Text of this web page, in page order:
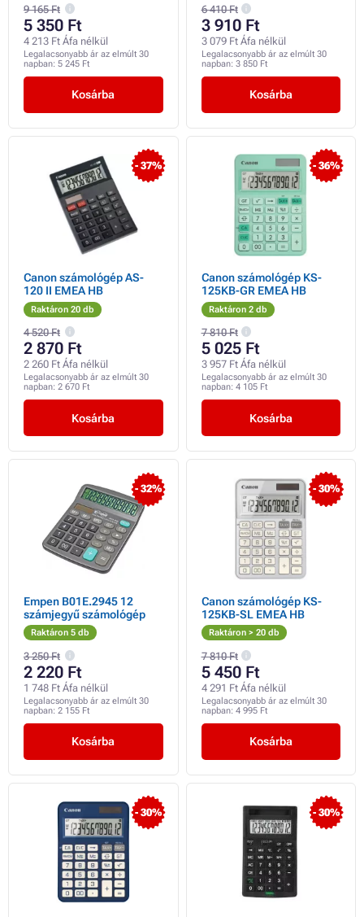
9 165 Ft
5 350 Ft
4 213 Ft Áfa nélkül
Legalacsonyabb ár az elmúlt 30
napban: 5 245 Ft
Kosárba
6 410 Ft
3 910 Ft
3 079 Ft Áfa nélkül
Legalacsonyabb ár az elmúlt 30
napban: 3 850 Ft
Kosárba
- 37%
Canon számológép AS-
120 II EMEA HB
Raktáron 20 db
4 520 Ft
2 870 Ft
2 260 Ft Áfa nélkül
Legalacsonyabb ár az elmúlt 30
napban: 2 670 Ft
Kosárba
- 36%
Canon számológép KS-
125KB-GR EMEA HB
Raktáron 2 db
7 810 Ft
5 025 Ft
3 957 Ft Áfa nélkül
Legalacsonyabb ár az elmúlt 30
napban: 4 105 Ft
Kosárba
- 32%
Empen B01E.2945 12
számjegyű számológép
Raktáron 5 db
3 250 Ft
2 220 Ft
1 748 Ft Áfa nélkül
Legalacsonyabb ár az elmúlt 30
napban: 2 155 Ft
Kosárba
- 30%
Canon számológép KS-
125KB-SL EMEA HB
Raktáron > 20 db
7 810 Ft
5 450 Ft
4 291 Ft Áfa nélkül
Legalacsonyabb ár az elmúlt 30
napban: 4 995 Ft
Kosárba
- 30% - 30%